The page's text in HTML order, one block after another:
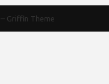
– Griffin Theme